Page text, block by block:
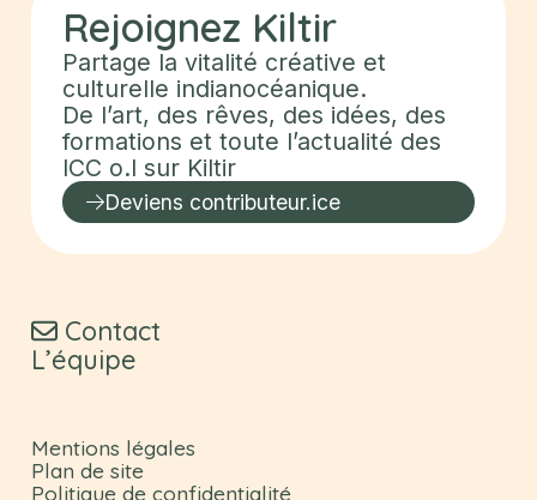
Rejoignez Kiltir
Partage la vitalité créative et
culturelle indianocéanique.
De l’art, des rêves, des idées, des
formations et toute l’actualité des
ICC o.I sur Kiltir
Deviens contributeur.ice
Contact
L’équipe
Mentions légales
Plan de site
Politique de confidentialité